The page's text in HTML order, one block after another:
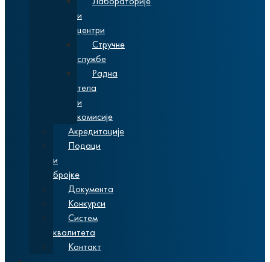
и
центри
Стручне
службе
Радна
тела
и
комисије
Акредитације
Подаци
и
бројке
Документа
Конкурси
Систем
квалитета
Контакт